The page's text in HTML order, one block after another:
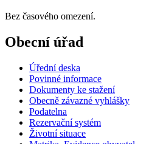
Bez časového omezení.
Obecní úřad
Úřední deska
Povinné informace
Dokumenty ke stažení
Obecně závazné vyhlášky
Podatelna
Rezervační systém
Životní situace